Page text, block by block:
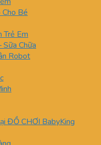
Bé
Trẻ Em
Chữa
Robot
ĐỒ CHƠI BabyKing